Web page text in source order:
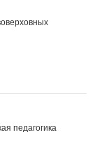
педагогика